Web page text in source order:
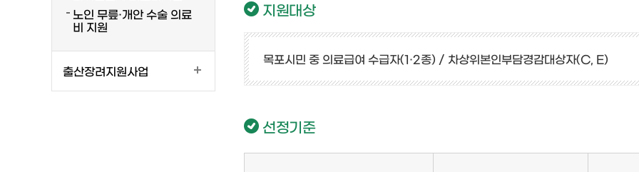
노인 무릎·개안 수술 의료
비 지원
출산장려지원사업
지원대상
목포시민 중 의료급여 수급자(1·2종) / 차상위본인부담경감대상자(C, E)
선정기준